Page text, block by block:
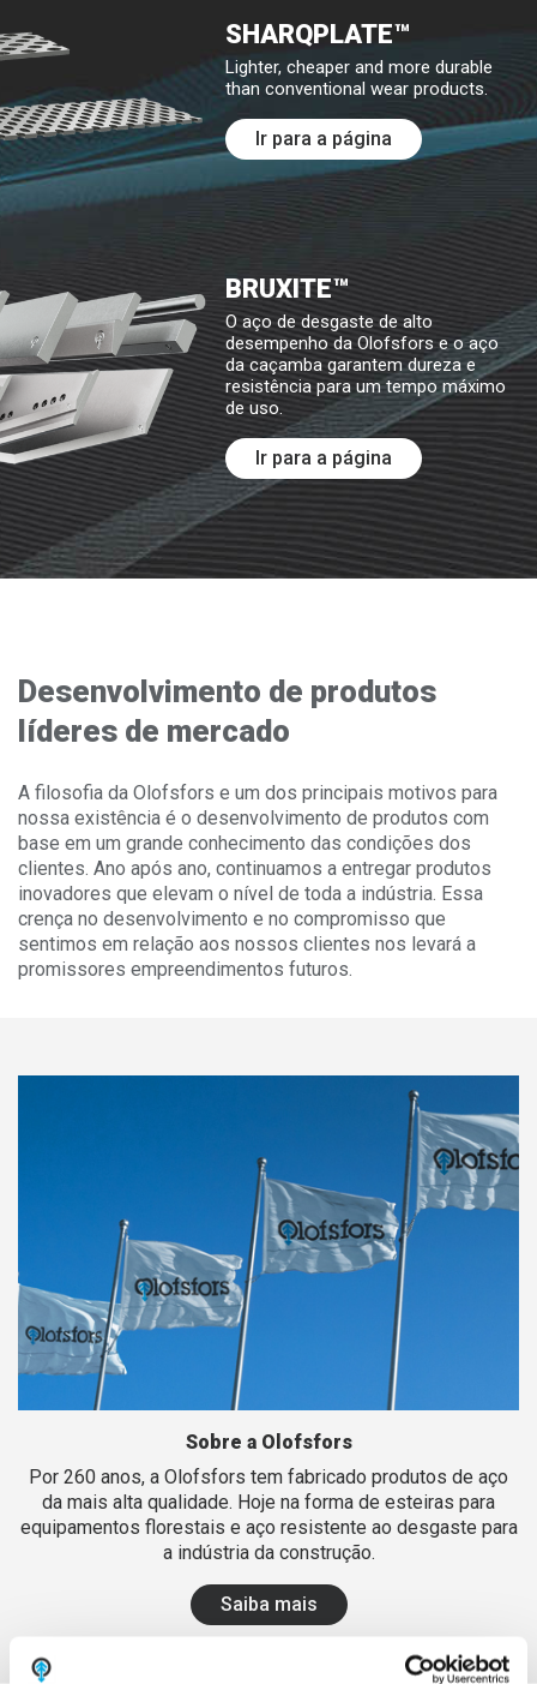
SHARQPLATE™
Lighter, cheaper and more durable
than conventional wear products.
Ir para a página
BRUXITE™
O aço de desgaste de alto
desempenho da Olofsfors e o aço
da caçamba garantem dureza e
resistência para um tempo máximo
de uso.
Ir para a página
Desenvolvimento de produtos
líderes de mercado
A filosofia da Olofsfors e um dos principais motivos para
nossa existência é o desenvolvimento de produtos com
base em um grande conhecimento das condições dos
clientes. Ano após ano, continuamos a entregar produtos
inovadores que elevam o nível de toda a indústria. Essa
crença no desenvolvimento e no compromisso que
sentimos em relação aos nossos clientes nos levará a
promissores empreendimentos futuros.
Sobre a Olofsfors
Por 260 anos, a Olofsfors tem fabricado produtos de aço
da mais alta qualidade. Hoje na forma de esteiras para
equipamentos florestais e aço resistente ao desgaste para
a indústria da construção.
Saiba mais